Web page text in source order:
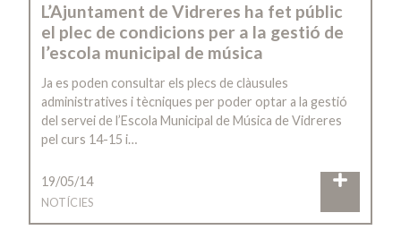
L’Ajuntament de Vidreres ha fet públic
el plec de condicions per a la gestió de
l’escola municipal de música
Ja es poden consultar els plecs de clàusules
administratives i tècniques per poder optar a la gestió
del servei de l’Escola Municipal de Música de Vidreres
pel curs 14-15 i…
19/05/14
NOTÍCIES